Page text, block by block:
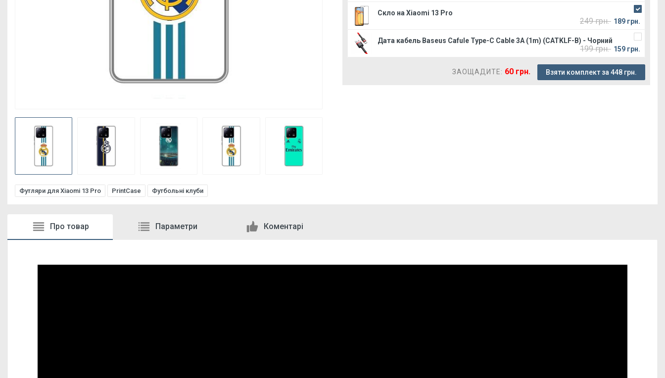
Скло на Xiaomi 13 Pro
249 грн. 189 грн.
Дата кабель Baseus Cafule Type-C Cable 3A (1m) (CATKLF-B) - Чорний
199 грн. 159 грн.
ЗАОЩАДИТЕ: 60 грн. Взяти комплект за 448 грн.
Футляри для Xiaomi 13 Pro PrintCase Футбольні клуби
Про товар Параметри Коментарі